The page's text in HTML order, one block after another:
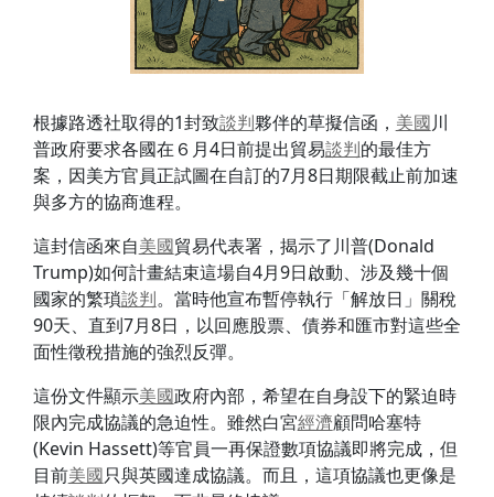
根據路透社取得的1封致談判夥伴的草擬信函， 美國川
普政府要求各國在６月4日前提出貿易談判的最佳方
案，因美方官員正試圖在自訂的7月8日期限截止前加速
與多方的協商進程。
這封信函來自美國貿易代表署，揭示了川普(Donald
Trump)如何計畫結束這場自4月9日啟動、涉及幾十個
國家的繁瑣談判。當時他宣布暫停執行「解放日」關稅
90天、直到7月8日，以回應股票、債券和匯市對這些全
面性徵稅措施的強烈反彈。
這份文件顯示美國政府內部，希望在自身設下的緊迫時
限內完成協議的急迫性。雖然白宮經濟顧問哈塞特
(Kevin Hassett)等官員一再保證數項協議即將完成，但
目前美國只與英國達成協議。而且，這項協議也更像是